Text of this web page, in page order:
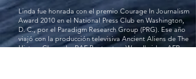
Linda fue honrada con el premio Courage In Journalism
Award 2010 en el National Press Club en Washington,
D. C., por el Paradigm Research Group (PRG). Ese año
viajó con la producción televisiva Ancient Aliens de The
History Channel a RAF Bentwaters Woodbridge AFB en